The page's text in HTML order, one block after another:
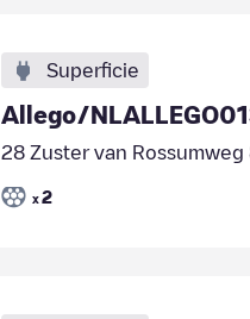
Superficie
Allego/
28 Zuster van Rossumweg
x 2